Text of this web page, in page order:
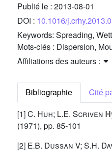
Publié le : 2013-08-01
DOI : 10.1016/
Keywords: Spreading,
Mots-clés : Dispersion,
Affiliations des auteurs :
Bibliographie
Cité
[1]C. Huh; L.E. Scriven
(1971), pp. 85-101
[2] E.B. Dussan V; S.H.